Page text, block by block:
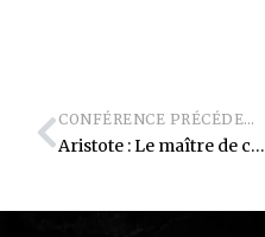
CONFÉRENCE PRÉCÉDENTE
Aristote : Le maître de ceux qui savent